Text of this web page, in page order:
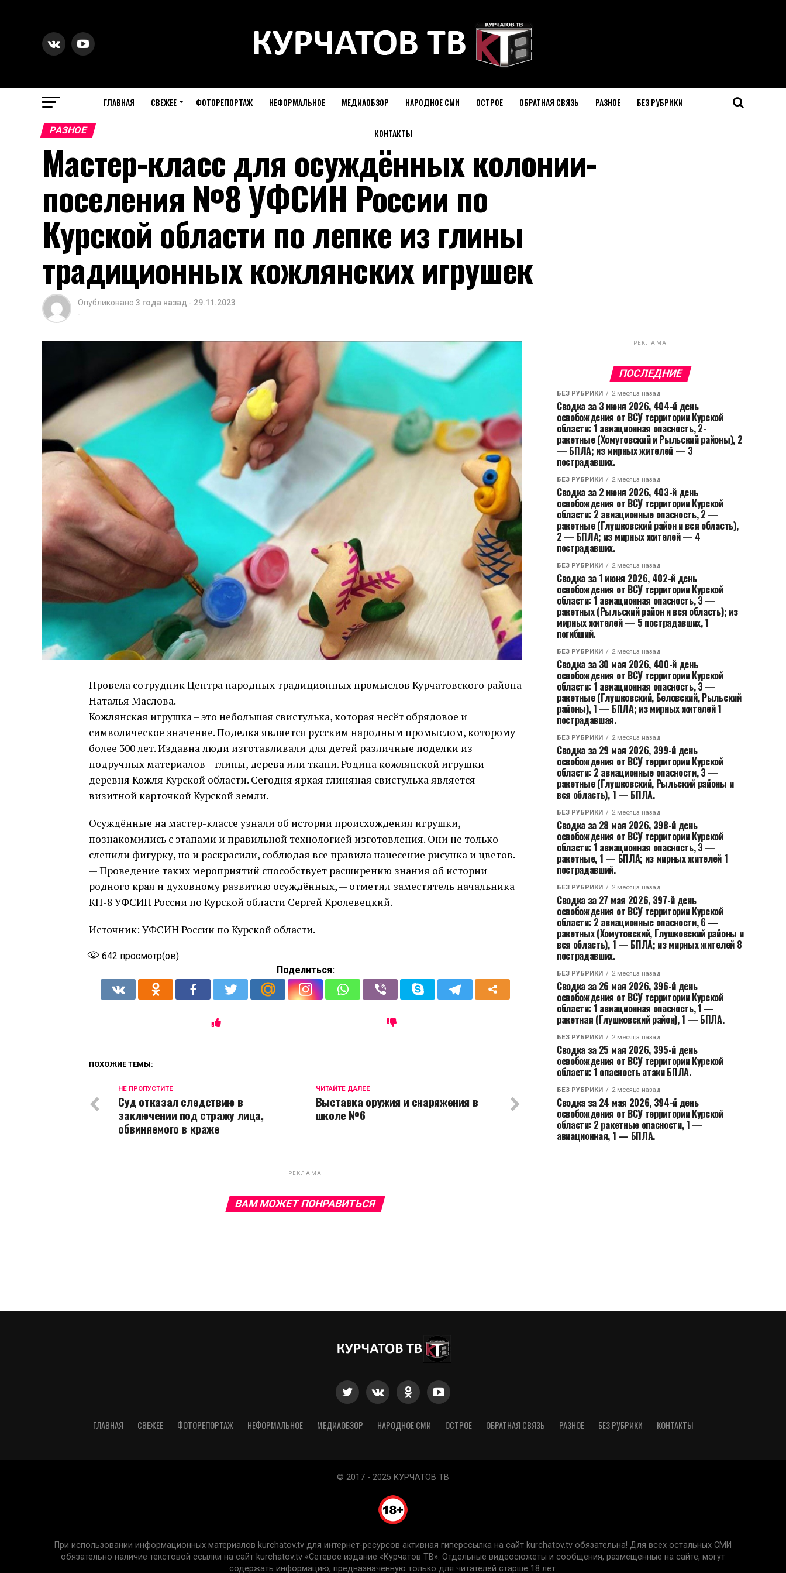
ГЛАВНАЯ СВЕЖЕЕ ФОТОРЕПОРТАЖ НЕФОРМАЛЬНОЕ МЕДИАОБЗОР НАРОДНОЕ СМИ ОСТРОЕ ОБРАТНАЯ СВЯЗЬ РАЗНОЕ БЕЗ РУБРИКИ
КОНТАКТЫ
РАЗНОЕ
Мастер-класс для осуждённых колонии-
поселения №8 УФСИН России по
Курской области по лепке из глины
традиционных кожлянских игрушек
Опубликовано 3 года назад - 29.11.2023
-
Провела сотрудник Центра народных традиционных промыслов Курчатовского района
Наталья Маслова.
Кожлянская игрушка – это небольшая свистулька, которая несёт обрядовое и
символическое значение. Поделка является русским народным промыслом, которому
более 300 лет. Издавна люди изготавливали для детей различные поделки из
подручных материалов – глины, дерева или ткани. Родина кожлянской игрушки –
деревня Кожля Курской области. Сегодня яркая глиняная свистулька является
визитной карточкой Курской земли.
Осуждённые на мастер-классе узнали об истории происхождения игрушки,
познакомились с этапами и правильной технологией изготовления. Они не только
слепили фигурку, но и раскрасили, соблюдая все правила нанесение рисунка и цветов.
— Проведение таких мероприятий способствует расширению знания об истории
родного края и духовному развитию осуждённых, — отметил заместитель начальника
КП-8 УФСИН России по Курской области Сергей Кролевецкий.
Источник: УФСИН России по Курской области.
642 просмотр(ов)
Поделиться:
ПОХОЖИЕ ТЕМЫ:
ЧИТАЙТЕ ДАЛЕЕ
Выставка оружия и снаряжения в
школе №6
НЕ ПРОПУСТИТЕ
Суд отказал следствию в
заключении под стражу лица,
обвиняемого в краже
РЕКЛАМА
ВАМ МОЖЕТ ПОНРАВИТЬСЯ
РЕКЛАМА
ПОСЛЕДНИЕ
БЕЗ РУБРИКИ 2 месяца назад
Сводка за 3 июня 2026, 404-й день
освобождения от ВСУ территории Курской
области: 1 авиационная опасность, 2-
ракетные (Хомутовский и Рыльский районы), 2
— БПЛА; из мирных жителей — 3
пострадавших.
БЕЗ РУБРИКИ 2 месяца назад
Сводка за 2 июня 2026, 403-й день
освобождения от ВСУ территории Курской
области: 2 авиационные опасность, 2 —
ракетные (Глушковский район и вся область),
2 — БПЛА; из мирных жителей — 4
пострадавших.
БЕЗ РУБРИКИ 2 месяца назад
Сводка за 1 июня 2026, 402-й день
освобождения от ВСУ территории Курской
области: 1 авиационная опасность, 3 —
ракетных (Рыльский район и вся область); из
мирных жителей — 5 пострадавших, 1
погибший.
БЕЗ РУБРИКИ 2 месяца назад
Сводка за 30 мая 2026, 400-й день
освобождения от ВСУ территории Курской
области: 1 авиационная опасность, 3 —
ракетные (Глушковский, Беловский, Рыльский
районы), 1 — БПЛА; из мирных жителей 1
пострадавшая.
БЕЗ РУБРИКИ 2 месяца назад
Сводка за 29 мая 2026, 399-й день
освобождения от ВСУ территории Курской
области: 2 авиационные опасности, 3 —
ракетные (Глушковский, Рыльский районы и
вся область), 1 — БПЛА.
БЕЗ РУБРИКИ 2 месяца назад
Сводка за 28 мая 2026, 398-й день
освобождения от ВСУ территории Курской
области: 1 авиационная опасность, 3 —
ракетные, 1 — БПЛА; из мирных жителей 1
пострадавший.
БЕЗ РУБРИКИ 2 месяца назад
Сводка за 27 мая 2026, 397-й день
освобождения от ВСУ территории Курской
области: 2 авиационные опасности, 6 —
ракетных (Хомутовский, Глушковский районы и
вся область), 1 — БПЛА; из мирных жителей 8
пострадавших.
БЕЗ РУБРИКИ 2 месяца назад
Сводка за 26 мая 2026, 396-й день
освобождения от ВСУ территории Курской
области: 1 авиационная опасность, 1 —
ракетная (Глушковский район), 1 — БПЛА.
БЕЗ РУБРИКИ 2 месяца назад
Сводка за 25 мая 2026, 395-й день
освобождения от ВСУ территории Курской
области: 1 опасность атаки БПЛА.
БЕЗ РУБРИКИ 2 месяца назад
Сводка за 24 мая 2026, 394-й день
освобождения от ВСУ территории Курской
области: 2 ракетные опасности, 1 —
авиационная, 1 — БПЛА.
ГЛАВНАЯ СВЕЖЕЕ ФОТОРЕПОРТАЖ НЕФОРМАЛЬНОЕ МЕДИАОБЗОР НАРОДНОЕ СМИ ОСТРОЕ ОБРАТНАЯ СВЯЗЬ РАЗНОЕ БЕЗ РУБРИКИ КОНТАКТЫ
© 2017 - 2025 КУРЧАТОВ ТВ
При использовании информационных материалов kurchatov.tv для интернет-ресурсов активная гиперссылка на сайт kurchatov.tv обязательна! Для всех остальных СМИ
обязательно наличие текстовой ссылки на сайт kurchatov.tv «Сетевое издание «Курчатов ТВ». Отдельные видеосюжеты и сообщения, размещенные на сайте, могут
содержать информацию, предназначенную только для читателей старше 18 лет.